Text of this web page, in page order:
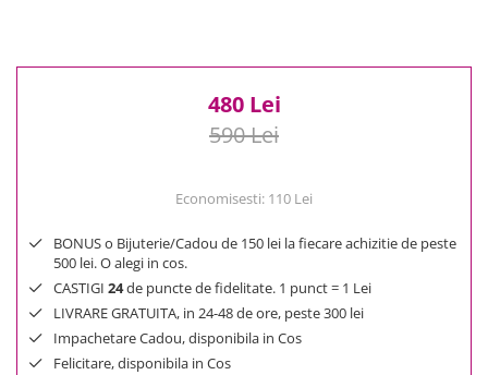
1000 Lei +
480 Lei
590 Lei
Economisesti: 110 Lei
BONUS o Bijuterie/Cadou de 150 lei la fiecare achizitie de peste
500 lei. O alegi in cos.
CASTIGI 24de puncte de fidelitate. 1 punct = 1 Lei
LIVRARE GRATUITA, in 24-48 de ore, peste 300 lei
Impachetare Cadou, disponibila in Cos
Felicitare, disponibila in Cos